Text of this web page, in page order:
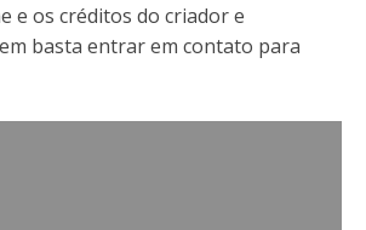
e os créditos do criador e
basta entrar em contato para